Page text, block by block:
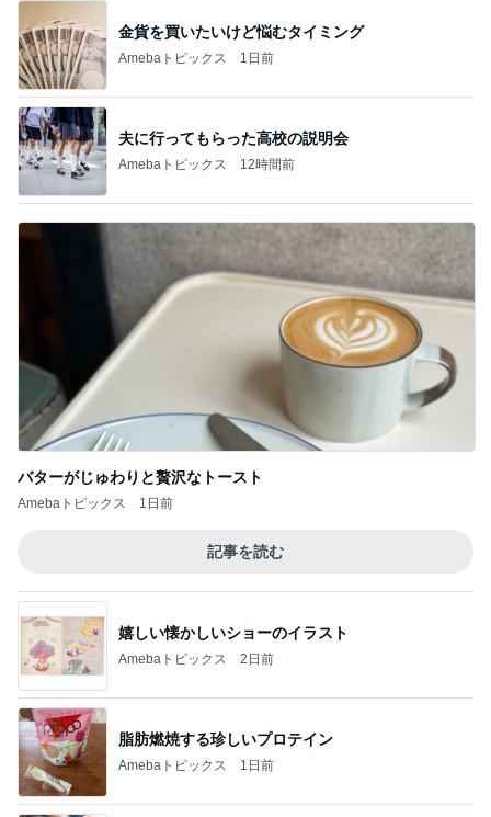
金貨を買いたいけど悩むタイミング
Amebaトピックス 1日前
夫に行ってもらった高校の説明会
Amebaトピックス 12時間前
バターがじゅわりと贅沢なトースト
Amebaトピックス 1日前
記事を読む
嬉しい懐かしいショーのイラスト
Amebaトピックス 2日前
脂肪燃焼する珍しいプロテイン
Amebaトピックス 1日前